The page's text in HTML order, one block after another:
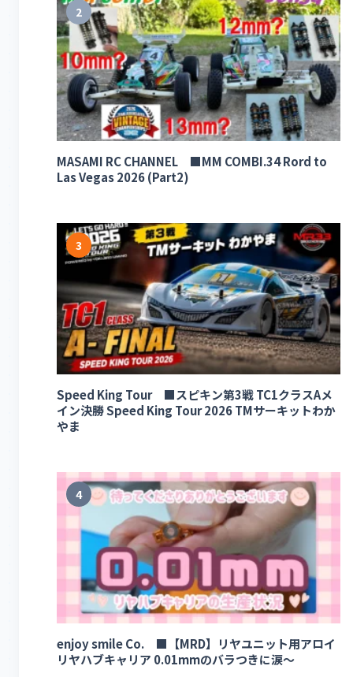
2
MASAMI RC CHANNEL ■MM COMBI.34 Rord to
Las Vegas 2026 (Part2)
3
Speed King Tour ■スピキン第3戦 TC1クラスAメ
イン決勝 Speed King Tour 2026 TMサーキットわか
やま
4
enjoy smile Co. ■【MRD】リヤユニット用アロイ
リヤハブキャリア 0.01mmのバラつきに涙～